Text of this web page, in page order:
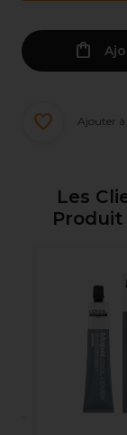
Ajouter à
Les